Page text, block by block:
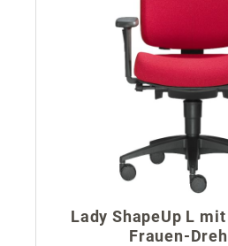
Lady ShapeUp L
Frauen-